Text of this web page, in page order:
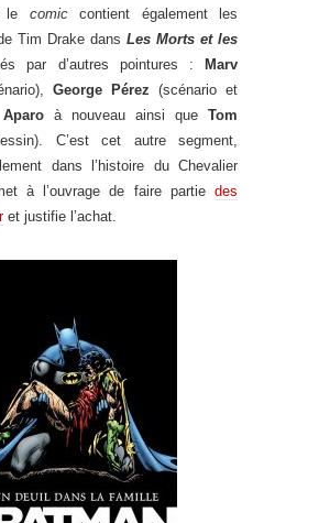
le comiccontient également les
Tim Drake dans Les Morts et les
par d’autres pointures :
Marv
George Pérez (scénario et
à nouveau ainsi que Tom
C’est cet autre segment,
dans l’histoire du Chevalier
à l’ouvrage de faire partie des
et justifie l’achat.